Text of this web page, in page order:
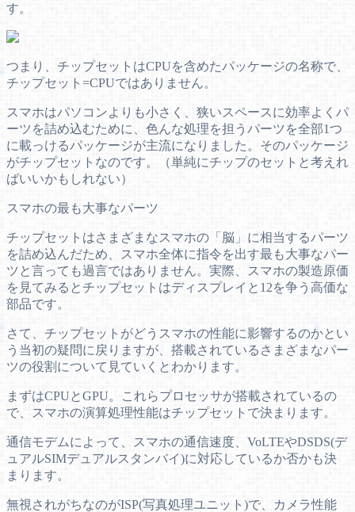
す。
つまり、チップセットはCPUを含めたパッケージの名称で、
チップセット=CPUではありません。
スマホはパソコンよりも小さく、狭いスペースに効率よくパ
ーツを詰め込むために、色んな処理を担うパーツを全部1つ
に載っけるパッケージが主流になりました。そのパッケージ
がチップセットなのです。（単純にチップのセットと考えれ
ばいいかもしれない）
スマホの最も大事なパーツ
チップセットはさまざまなスマホの「脳」に相当するパーツ
を詰め込んだため、スマホ全体に指令を出す最も大事なパー
ツと言っても過言ではありません。実際、スマホの製造原価
を見てみるとチップセットはディスプレイと12を争う高価な
部品です。
さて、チップセットがどうスマホの性能に影響するのかとい
う当初の疑問に戻りますが、搭載されているさまざまなパー
ツの役割について見ていくとわかります。
まずはCPUとGPU。これらプロセッサが搭載されているの
で、スマホの演算処理性能はチップセットで決まります。
通信モデムによって、スマホの通信速度、VoLTEやDSDS(デ
ュアルSIMデュアルスタンバイ)に対応しているか否かも決
まります。
無視されがちなのがISP(写真処理ユニット)で、カメラ性能